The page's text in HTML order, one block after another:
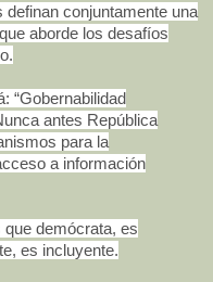
definan conjuntamente una
aborde los desafíos
“Gobernabilidad
antes República
para la
a información
demócrata, es
es incluyente.